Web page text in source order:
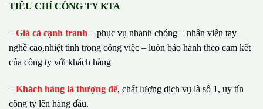
TIÊU CHÍ CÔNG TY KTA
– Giá cả cạnh tranh – phục vụ nhanh chóng – nhân viên tay
nghề cao,nhiệt tình trong công việc – luôn bảo hành theo cam kết
của công ty với khách hàng
– Khách hàng là thượng đế, chất lượng dịch vụ là số 1, uy tín
công ty lên hàng đầu.